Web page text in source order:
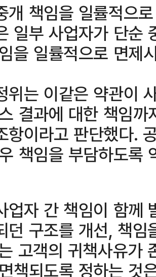
개 책임을 일률적으
일부 사업자가 단순
을 일률적으로 면제
위는 이같은 약관이
결과에 대한 책임
항이라고 판단했다.
책임을 부담하도록
업자 간 책임이 함께
던 구조를 개선, 책
고객의 귀책사유가
책되도록 정하는 것